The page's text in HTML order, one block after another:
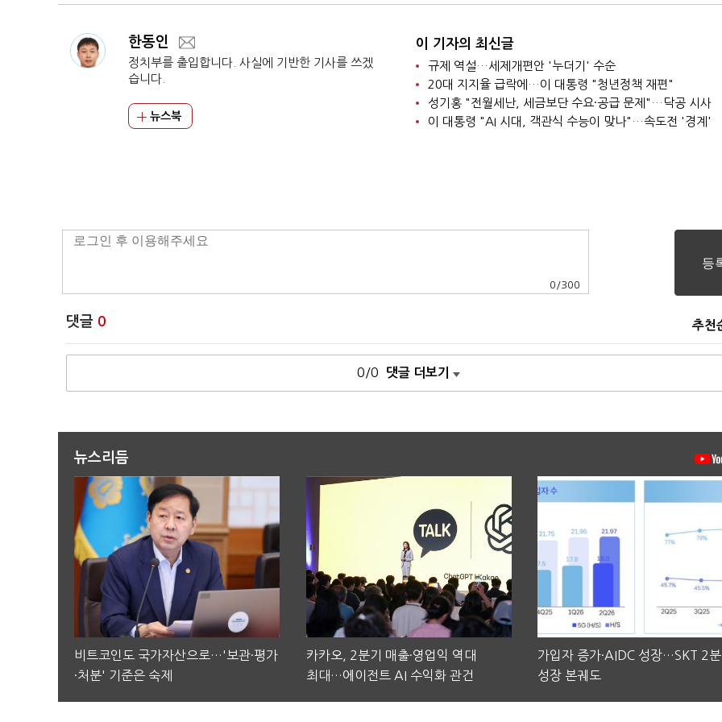
한동인
정치부를 출입합니다. 사실에 기반한 기사를 쓰겠
습니다.
뉴스북
이 기자의 최신글
규제 역설…세제개편안 '누더기' 수순
20대 지지율 급락에…이 대통령 "청년정책 재편"
성기홍 "전월세난, 세금보단 수요·공급 문제"…닥공 시사
이 대통령 "AI 시대, 객관식 수능이 맞나"…속도전 '경계'
0 /300
댓글 0 추천
0/0 댓글 더보기
뉴스리듬
비트코인도 국가자산으로…'보관·평가
·처분' 기준은 숙제
카카오, 2분기 매출·영업익 역대
최대…에이전트 AI 수익화 관건
가입자 증가·AIDC 성장…SKT 2
성장 본궤도